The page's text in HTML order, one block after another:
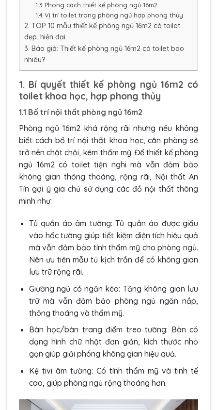
1.3 Phong cách thiết kế phòng ngủ 16m2
1.4 Vị trí toilet trong phòng ngủ hợp phong thủy
2. TOP 10 mẫu thiết kế phòng ngủ 16m2 có toilet
đẹp, hiện đại
3. Báo giá: Thiết kế phòng ngủ 16m2 có toilet bao
nhiêu?
1. Bí quyết thiết kế phòng ngủ 16m2 có
toilet khoa học, hợp phong thủy
1.1 Bố trí nội thất phòng ngủ 16m2
Phòng ngủ 16m2 khá rộng rãi nhưng nếu không
biết cách bố trí nội thất khoa học, căn phòng sẽ
trở nên chật chội, kém thẩm mỹ. Để thiết kế phòng
ngủ 16m2 có toilet tiện nghi mà vẫn đảm bảo
không gian thông thoáng, rộng rãi, Nội thất An
Tín gợi ý gia chủ sử dụng các đồ nội thất thông
minh như:
Tủ quần áo âm tường: Tủ quần áo được giấu
vào hốc tường giúp tiết kiệm diện tích hiệu quả
mà vẫn đảm bảo tính thẩm mỹ cho phòng ngủ.
Nên ưu tiên mẫu tủ kịch trần để có không gian
lưu trữ rộng rãi.
Giường ngủ có ngăn kéo: Tăng không gian lưu
trữ mà vẫn đảm bảo phòng ngủ ngăn nắp,
thông thoáng và thẩm mỹ.
Bàn học/bàn trang điểm treo tường: Bàn có
dạng hình chữ nhật đơn giản, kích thước nhỏ
gọn giúp giải phóng không gian hiệu quả.
Kệ tivi âm tường: Có tính thẩm mỹ và tinh tế
cao, giúp phòng ngủ rộng thoáng hơn.